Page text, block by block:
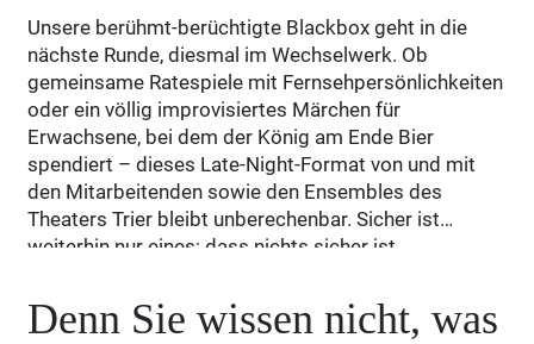
Unsere berühmt-berüchtigte Blackbox geht in die
nächste Runde, diesmal im Wechselwerk. Ob
gemeinsame Ratespiele mit Fernsehpersönlichkeiten
oder ein völlig improvisiertes Märchen für
Erwachsene, bei dem der König am Ende Bier
spendiert – dieses Late-Night-Format von und mit
den Mitarbeitenden sowie den Ensembles des
Theaters Trier bleibt unberechenbar. Sicher ist
weiterhin nur eines: dass nichts sicher ist.
Denn Sie wissen nicht, was